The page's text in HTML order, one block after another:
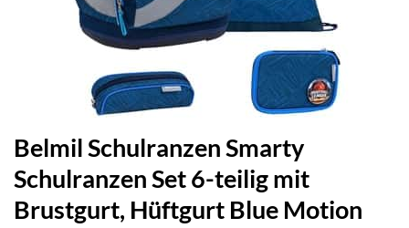
Belmil Schulranzen Smarty
Schulranzen Set 6-teilig mit
Brustgurt, Hüftgurt Blue Motion